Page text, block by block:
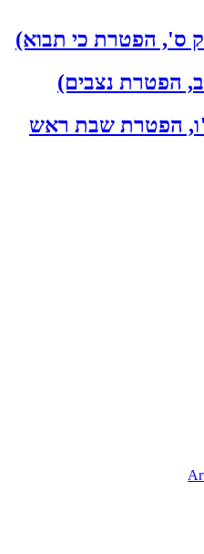
ס', הפטרת כי תבוא)
הפטרת נצבים)
הפטרת שבת ראש